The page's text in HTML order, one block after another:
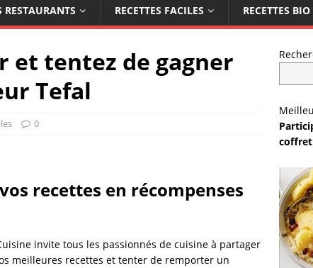
RESTAURANTS RECETTES FACILES RECETTES
et tentez de gagner
Tefal
0
recettes en récompenses
invite tous les passionnés de cuisine à partager
meilleures recettes et tenter de remporter un
coffret